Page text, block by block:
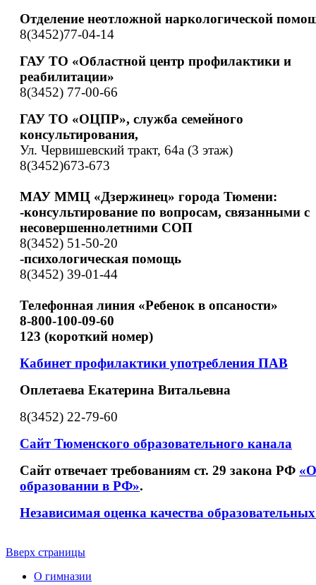
Отделение неотложной наркологической
8(3452)77-04-14
ГАУ ТО «Областной центр профилактики и
реабилитации»
8(3452) 77-00-66
ГАУ ТО «ОЦПР», служба семейного
консультирования,
Ул. Червишевский тракт, 64а (3 этаж)
8(3452)673-673
МАУ ММЦ «Дзержинец» города Тюмени:
-консультирование по вопросам, связанными с
несовершеннолетними СОП
8(3452) 51-50-20
-психологическая помощь
8(3452) 39-01-44
Телефонная линия «Ребенок в опсаности»
8-800-100-09-60
123 (короткий номер)
Кабинет профилактики употребления ПАВ
Оплетаева Екатерина Витальевна
8(3452) 22-79-60
Сайт Тюменского образовательного канала
Сайт отвечает требованиям ст. 29 закона РФ
образовании в РФ».
Независимая оценка качества
Вверх страницы
О гимназии